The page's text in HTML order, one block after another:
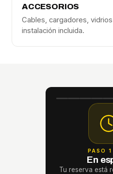
ACCESORIOS
Cables, cargadores,
instalación incluida.
PASO 1
En
Tu reserva está